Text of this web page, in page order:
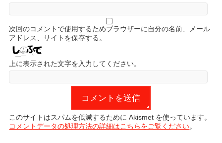
次回のコメントで使用するためブラウザーに自分の名前、メール
アドレス、サイトを保存する。
上に表示された文字を入力してください。
このサイトはスパムを低減するために Akismet を使っています。
コメントデータの処理方法の詳細はこちらをご覧ください。